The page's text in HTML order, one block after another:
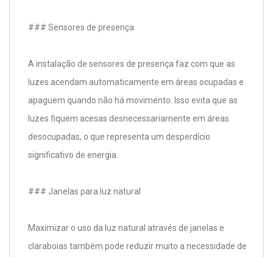
### Sensores de presença
A instalação de sensores de presença faz com que as
luzes acendam automaticamente em áreas ocupadas e
apaguem quando não há movimento. Isso evita que as
luzes fiquem acesas desnecessariamente em áreas
desocupadas, o que representa um desperdício
significativo de energia.
### Janelas para luz natural
Maximizar o uso da luz natural através de janelas e
claraboias também pode reduzir muito a necessidade de